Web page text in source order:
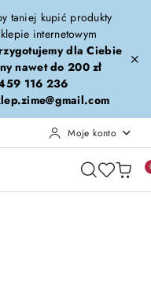
taniej kupić produkty
internetowym
dla Ciebie
nawet do 200 zł
116 236
Moje konto